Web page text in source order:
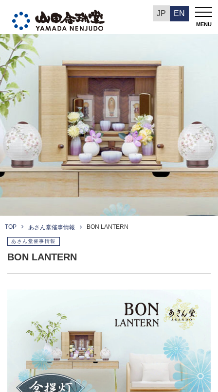
JP EN
MENU
あさん堂催事情報
TOP あさん堂催事情報 BON LANTERN
あさん堂催事情報
BON LANTERN